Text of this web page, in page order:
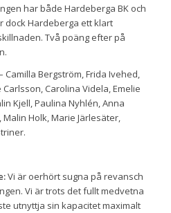
har både Hardeberga BK och
dock Hardeberga ett klart
Två poäng efter på
Bergström, Frida Ivehed,
Carolina Videla, Emelie
Kjell, Paulina Nyhlén, Anna
Holk, Marie Järlesäter,
Vi är oerhört sugna på revansch
Vi är trots det fullt medvetna
utnyttja sin kapacitet maximalt